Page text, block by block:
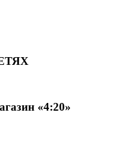
«4:20»